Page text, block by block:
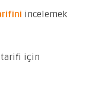
incelemek
tarifi için